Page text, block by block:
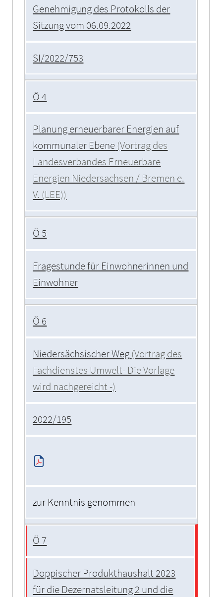
Genehmigung des Protokolls der
Sitzung vom 06.09.2022
SI/2022/753
Ö 4
Planung erneuerbarer Energien auf
kommunaler Ebene (Vortrag des
Landesverbandes Erneuerbare
Energien Niedersachsen / Bremen e.
V. (LEE))
Ö 5
Fragestunde für Einwohnerinnen und
Einwohner
Ö 6
Niedersächsischer Weg (Vortrag des
Fachdienstes Umwelt- Die Vorlage
wird nachgereicht -)
2022/195
zur Kenntnis genommen
Ö 7
Doppischer Produkthaushalt 2023
für die Dezernatsleitung 2 und die